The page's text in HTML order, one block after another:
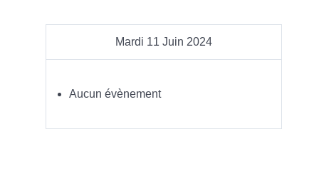
Mardi 11 Juin 2024
Aucun évènement